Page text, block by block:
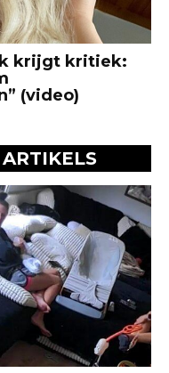
krijgt kritiek:
(video)